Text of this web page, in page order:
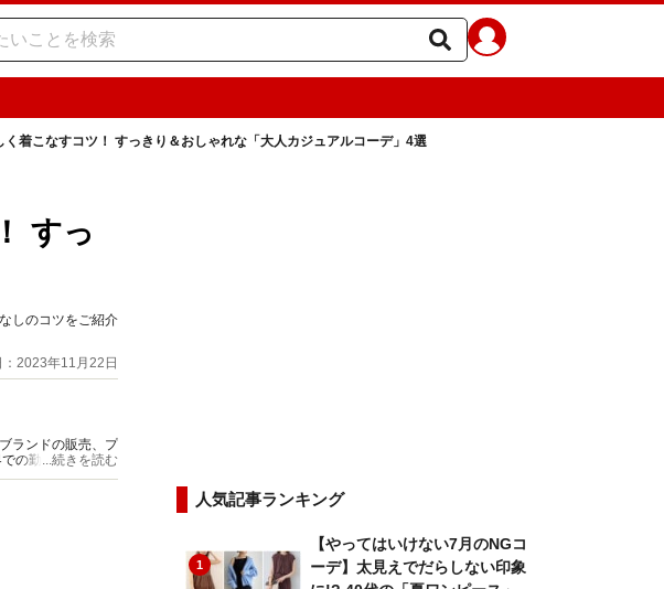
着こなすコツ！ すっきり＆おしゃれな「大人カジュアルコーデ」4選
すっ
しのコツをご紹介
：2023年11月22日
ランドの販売、プ
の勤務経験から
...続きを読む
人気記事ランキング
1
【やってはいけない7月のNGコ
ーデ】太見えでだらしない印象